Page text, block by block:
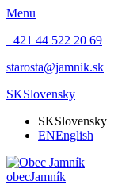
Menu
+421 44 522 20 69
starosta@jamnik.sk
SKSlovensky
SKSlovensky
ENEnglish
obecJamník